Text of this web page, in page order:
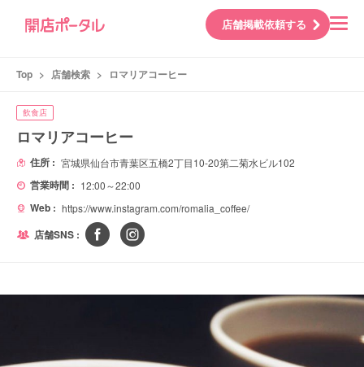
店舗掲載依頼する
Top > 店舗検索 > ロマリアコーヒー
飲食店
ロマリアコーヒー
住所 : 宮城県仙台市青葉区五橋2丁目10-20第二菊水ビル102
営業時間 : 12:00～22:00
Web : https://www.instagram.com/romalia_coffee/
店舗SNS :